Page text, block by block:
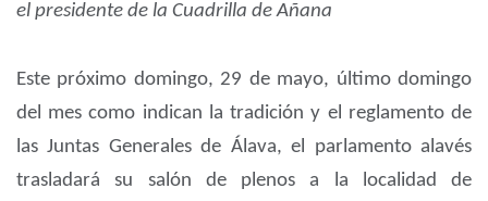
el presidente de la Cuadrilla de Añana
Este próximo domingo, 29 de mayo, último domingo
del mes como indican la tradición y el reglamento de
las Juntas Generales de Álava, el parlamento alavés
trasladará su salón de plenos a la localidad de